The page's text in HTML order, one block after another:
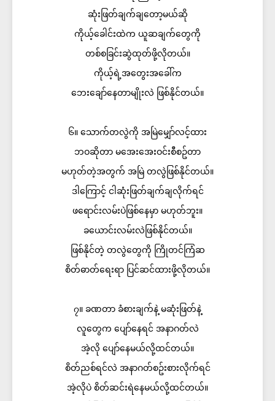
ဆုံးဖြတ်ချက်ချတော့မယ်ဆို
ကိုယ့်ခေါင်းထဲက ယူဆချက်တွေကို
တစ်စခြင်းဆွဲထုတ်ဖို့လိုတယ်။
ကိုယ့်ရဲ့အတွေးအခေါ်က
ဘေးချော်နေတာမျိုးလဲ ဖြစ်နိုင်တယ်။
၆။ သောက်တလွဲကို အမြဲမျှော်လင့်ထား
ဘဝဆိုတာ မအေးအေးဝင်းစီစဥ်တာ
မဟုတ်တဲ့အတွက် အမြဲ တလွဲဖြစ်နိုင်တယ်။
ဒါကြောင့် ငါဆုံးဖြတ်ချက်ချလိုက်ရင်
ဖရောင်းလမ်းပဲဖြစ်နေမှာ မဟုတ်ဘူး။
ခယောင်းလမ်းလဲဖြစ်နိုင်တယ်။
ဖြစ်နိုင်တဲ့ တလွဲတွေကို ကြိုတင်ကြံဆ
စိတ်ဓာတ်ရေးရာ ပြင်ဆင်ထားဖို့လိုတယ်။
၇။ ခဏတာ ခံစားချက်နဲ့ မဆုံးဖြတ်နဲ့
လူတွေက ပျော်နေရင် အနာဂတ်လဲ
အဲ့လို ပျော်နေမယ်လို့ထင်တယ်။
စိတ်ညစ်ရင်လဲ အနာဂတ်စဥ်းစားလိုက်ရင်
အဲ့လိုပဲ စိတ်ဆင်းရဲနေမယ်လို့ထင်တယ်။